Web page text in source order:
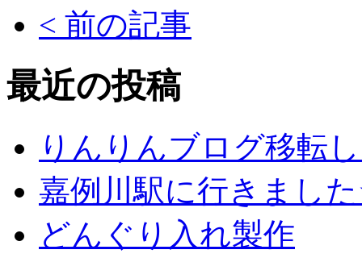
< 前の記事
最近の投稿
りんりんブログ移転
嘉例川駅に行きまし
どんぐり入れ製作